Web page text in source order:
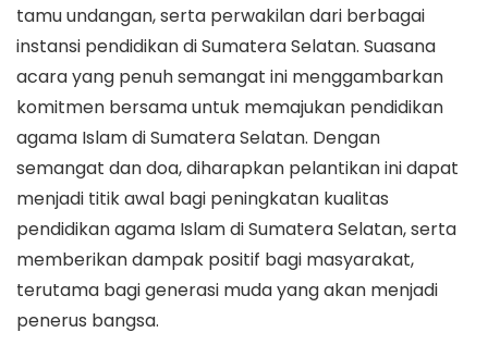
tamu undangan, serta perwakilan dari berbagai
instansi pendidikan di Sumatera Selatan. Suasana
acara yang penuh semangat ini menggambarkan
komitmen bersama untuk memajukan pendidikan
agama Islam di Sumatera Selatan. Dengan
semangat dan doa, diharapkan pelantikan ini dapat
menjadi titik awal bagi peningkatan kualitas
pendidikan agama Islam di Sumatera Selatan, serta
memberikan dampak positif bagi masyarakat,
terutama bagi generasi muda yang akan menjadi
penerus bangsa.